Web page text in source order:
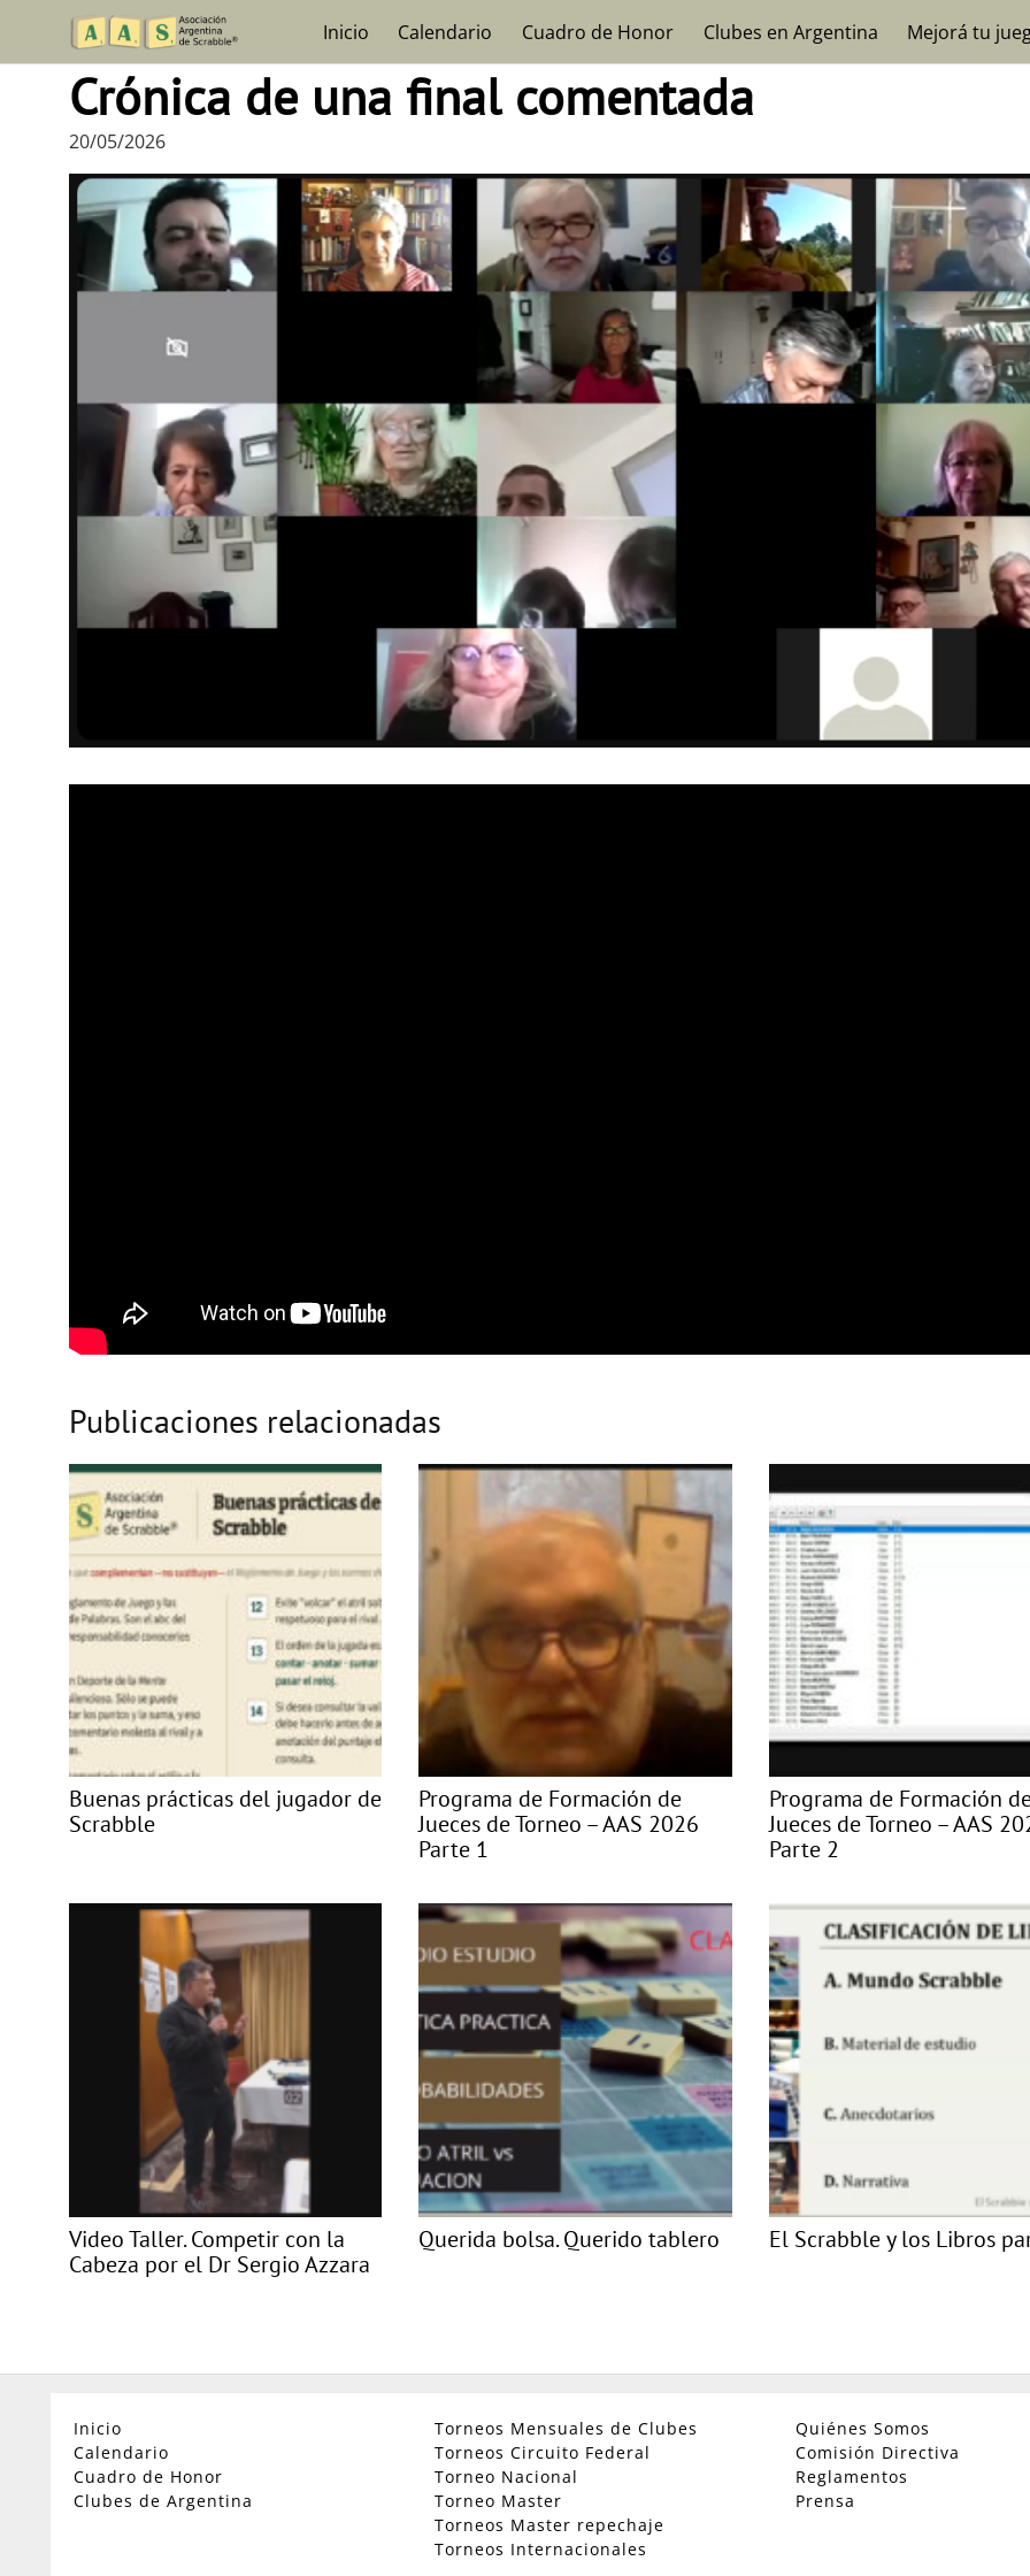
content
Inicio Calendario Cuadro de Honor Clubes en Argentina Mejorá tu
Crónica de una final comentada
20/05/2026
Publicaciones relacionadas
Buenas prácticas del jugador de
Scrabble
Programa de Formación de
Jueces de Torneo – AAS 2026
Parte 1
Programa de Formación
Jueces de Torneo – AAS
Parte 2
Video Taller. Competir con la
Cabeza por el Dr Sergio Azzara
Querida bolsa. Querido tablero El Scrabble y los Libros
Inicio
Calendario
Cuadro de Honor
Clubes de Argentina
Torneos Mensuales de Clubes
Torneos Circuito Federal
Torneo Nacional
Torneo Master
Torneos Master repechaje
Torneos Internacionales
Quiénes Somos
Comisión Directiva
Reglamentos
Prensa